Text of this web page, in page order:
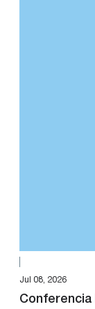
Jul 08, 2026
Conferencia